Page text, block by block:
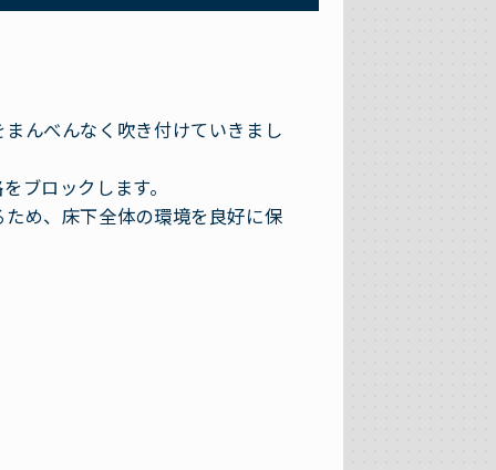
んべんなく吹き付けていきまし
ブロックします。
め、床下全体の環境を良好に保